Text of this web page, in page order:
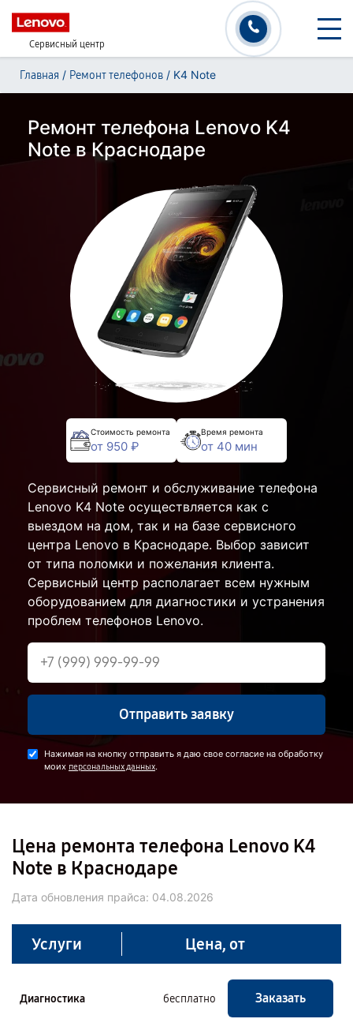
Сервисный центр
Главная / Ремонт телефонов / K4 Note
Ремонт телефона Lenovo K4
Note в Краснодаре
Стоимость ремонта
от 950 ₽
Время ремонта
от 40 мин
Сервисный ремонт и обслуживание телефона
Lenovo K4 Note осуществляется как с
выездом на дом, так и на базе сервисного
центра Lenovo в Краснодаре. Выбор зависит
от типа поломки и пожелания клиента.
Сервисный центр располагает всем нужным
оборудованием для диагностики и устранения
проблем телефонов Lenovo.
Отправить заявку
Нажимая на кнопку отправить я даю свое согласие на обработку
моих персональных данных.
Цена ремонта телефона Lenovo K4
Note в Краснодаре
Дата обновления прайса: 04.08.2026
Услуги Цена, от
Диагностика бесплатно Заказать